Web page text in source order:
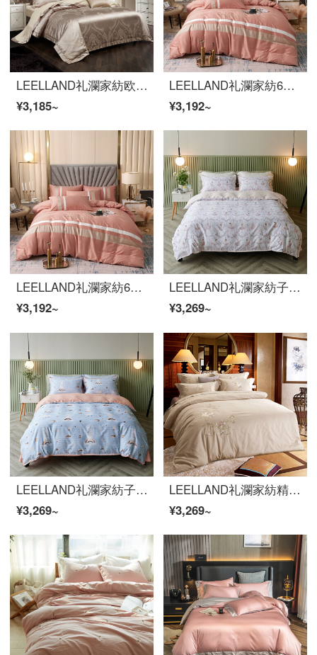
LEELLAND礼瀾家紡欧式優雅な綿のサテンジャカードの全綿寝具4点セットの純綿シーツ4点セットのベッド用品セット星耀米ラクダ1.8-2.0メートルベッド/220*240 cm
¥3,185~
LEELLAND礼瀾家紡60本の綿花をシンプルに刺繍した全綿ベッドの上に4つのセットの純綿無地のシーツ4つのセットの極簡空間-粉1.8-2.0メートルのベッド/220*240 cm
¥3,192~
LEELLAND礼瀾家紡60本の綿花をシンプルに刺繍した全綿ベッドの上に4つのセットの純綿無地のシーツ4つのセットの極簡空間-粉1.8-2.0メートルのベッド/220*240 cm
¥3,192~
LEELLAND礼瀾家紡子供用アニメ潮牌デジタルプリント60本の全綿ベッドの上に4つのセットの純綿の高密なサテンのシーツ4つのセットで踊る小さい仙女1.2メートルベッドの3つのセット155*215 cm
¥3,269~
LEELLAND礼瀾家紡子供用アニメ潮牌デジタルプリント60本の全綿ベッドの上に、純綿の高密サテンのシーツ4点セットの萌えウサギ1.2 mベッドの三点セット155*215 cmを販売しています。
¥3,269~
LEELLAND礼瀾家紡精梳綿刺繍の全綿ベッドの上の4つのセットの純綿高品質刺繍ベッドセットの真っ赤な1.5-1.8メートルのベッド/200*230 cm
¥3,269~